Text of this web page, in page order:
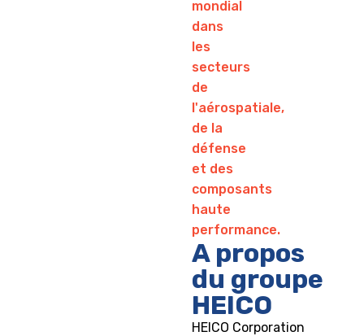
mondial
dans
les
secteurs
de
l'aérospatiale,
de la
défense
et des
composants
haute
performance.
A propos
du groupe
HEICO
HEICO Corporation